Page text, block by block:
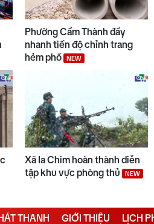
Phường Cẩm Thành đẩy
nhanh tiến độ chỉnh trang
hẻm phố
NEW
Xã Ia Chim hoàn thành diễn
tập khu vực phòng thủ
NEW
THANH GIỚI THIỆU LỊCH